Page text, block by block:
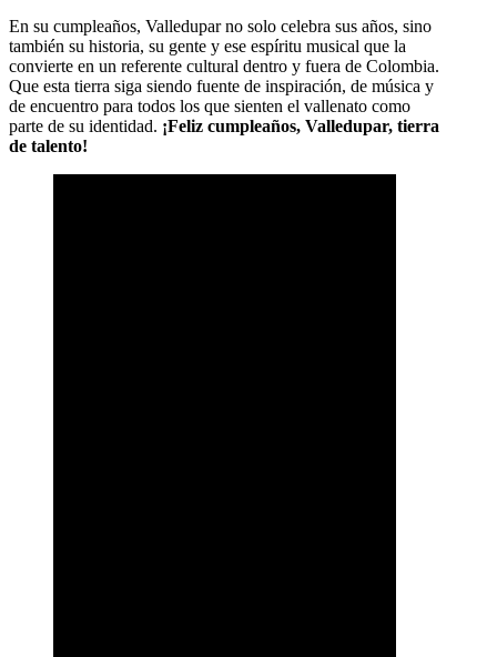
En su cumpleaños, Valledupar no solo celebra sus años, sino
también su historia, su gente y ese espíritu musical que la
convierte en un referente cultural dentro y fuera de Colombia.
Que esta tierra siga siendo fuente de inspiración, de música y
de encuentro para todos los que sienten el vallenato como
parte de su identidad. ¡Feliz cumpleaños, Valledupar, tierra
de talento!